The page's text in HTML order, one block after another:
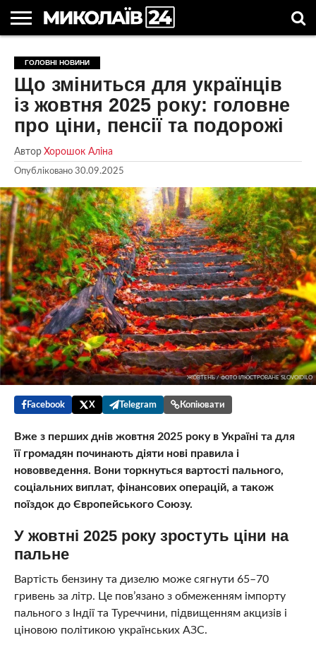
НОВИНИ
НОВИНИ
МИКОЛАЄВА
МИКОЛАЇВСЬКА
ОБЛАСТЬ
НОВИНИ
СПОРТУ
УКРАЇНА
ТА СВІТ
НОВИНИ
КОМПАНІЙ
АСТРОЛОГІЯ
СВЯТА
В
УКРАЇНІ
КОРИСНІ
СТАТТІ
ГОЛОВНІ НОВИНИ
Що зміниться для українців
із жовтня 2025 року: головне
про ціни, пенсії та подорожі
Автор Хорошок Аліна
Опубліковано 30.09.2025
ЖОВТЕНЬ / ФОТО ІЛЮСТРОВАНЕ SLOVOIDILO
Facebook X Telegram Копіювати
Вже з перших днів жовтня 2025 року в Україні та для
її громадян починають діяти нові правила і
нововведення. Вони торкнуться вартості пального,
соціальних виплат, фінансових операцій, а також
поїздок до Європейського Союзу.
У жовтні 2025 року зростуть ціни на
пальне
Вартість бензину та дизелю може сягнути 65–70
гривень за літр. Це пов’язано з обмеженням імпорту
пального з Індії та Туреччини, підвищенням акцизів і
ціновою політикою українських АЗС.